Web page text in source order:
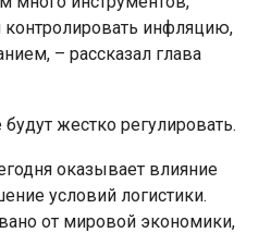
инфляцию,
– рассказал глава
жестко регулировать.
оказывает влияние
условий логистики.
от мировой экономики,